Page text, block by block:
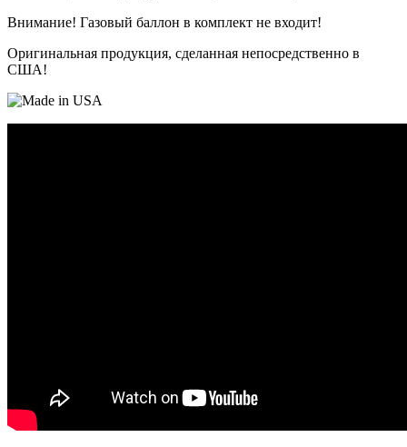
Внимание! Газовый баллон в комплект не входит!
Оригинальная продукция, сделанная непосредственно в
США!